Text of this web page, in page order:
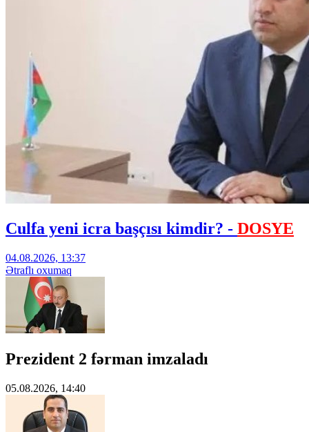
Culfa yeni icra başçısı kimdir? - DOSYE
04.08.2026, 13:37
Ətraflı oxumaq
Prezident 2 fərman imzaladı
05.08.2026, 14:40